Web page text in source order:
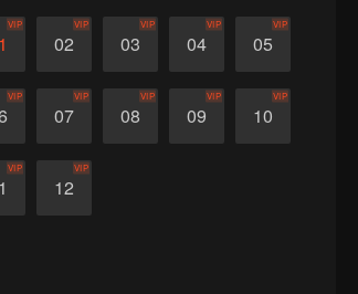
VIP
02
VIP
03
VIP
04
VIP
05
VIP
VIP
07
VIP
08
VIP
09
VIP
10
VIP
VIP
12
VIP